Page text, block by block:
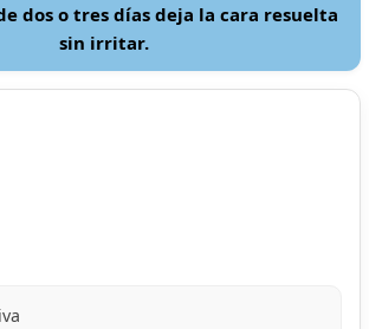
dos o tres días deja la cara resuelta
sin irritar.